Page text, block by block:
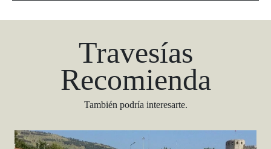
Travesías
Recomienda
También podría interesarte.